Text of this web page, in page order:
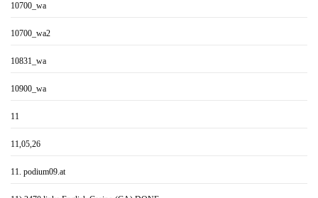
10700_wa
10700_wa2
10831_wa
10900_wa
11
11,05,26
11. podium09.at